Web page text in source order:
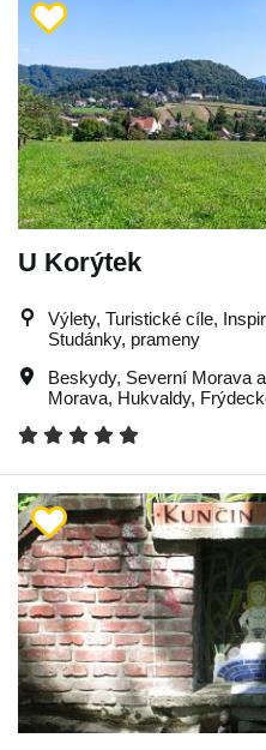
U Korýtek
Výlety, Turistické cíle,
Studánky, prameny
Beskydy, Severní Morava
Morava, Hukvaldy,